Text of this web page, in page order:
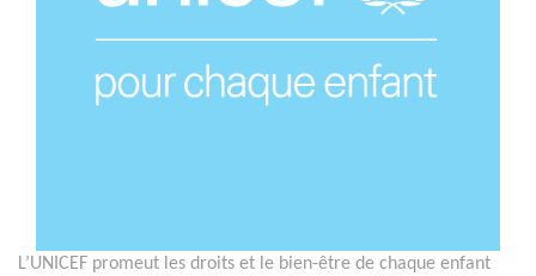
L’UNICEF promeut les droits et le bien-être de chaque enfant